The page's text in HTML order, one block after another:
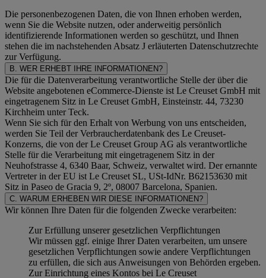
Die personenbezogenen Daten, die von Ihnen erhoben werden,
wenn Sie die Website nutzen, oder anderweitig persönlich
identifizierende Informationen werden so geschützt, und Ihnen
stehen die im nachstehenden Absatz J erläuterten Datenschutzrechte
zur Verfügung.
B. WER ERHEBT IHRE INFORMATIONEN?
Die für die Datenverarbeitung verantwortliche Stelle der über die
Website angebotenen eCommerce-Dienste ist Le Creuset GmbH mit
eingetragenem Sitz in Le Creuset GmbH, Einsteinstr. 44, 73230
Kirchheim unter Teck.
Wenn Sie sich für den Erhalt von Werbung von uns entscheiden,
werden Sie Teil der Verbraucherdatenbank des Le Creuset-
Konzerns, die von der Le Creuset Group AG als verantwortliche
Stelle für die Verarbeitung mit eingetragenem Sitz in der
Neuhofstrasse 4, 6340 Baar, Schweiz, verwaltet wird. Der ernannte
Vertreter in der EU ist Le Creuset SL, USt-IdNr. B62153630 mit
Sitz in Paseo de Gracia 9, 2º, 08007 Barcelona, Spanien.
C. WARUM ERHEBEN WIR DIESE INFORMATIONEN?
Wir können Ihre Daten für die folgenden Zwecke verarbeiten:
Zur Erfüllung unserer gesetzlichen Verpflichtungen
Wir müssen ggf. einige Ihrer Daten verarbeiten, um unsere
gesetzlichen Verpflichtungen sowie andere Verpflichtungen
zu erfüllen, die sich aus Anweisungen von Behörden ergeben.
Zur Einrichtung eines Kontos bei Le Creuset